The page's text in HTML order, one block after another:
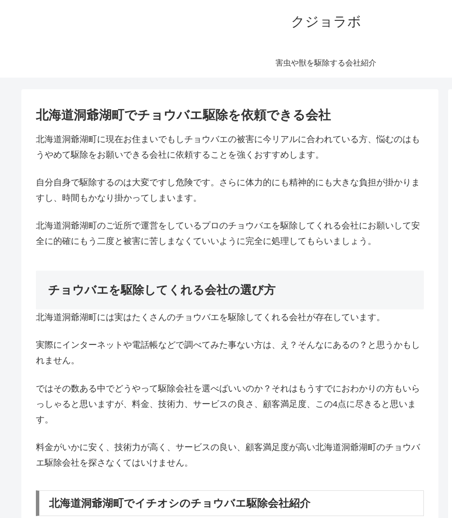
クジョラボ
害虫や獣を駆除する会社紹介
北海道洞爺湖町でチョウバエ駆除を依頼できる会社
北海道洞爺湖町に現在お住まいでもしチョウバエの被害に今リアルに合われている方、悩むのはも
うやめて駆除をお願いできる会社に依頼することを強くおすすめします。
自分自身で駆除するのは大変ですし危険です。さらに体力的にも精神的にも大きな負担が掛かりま
すし、時間もかなり掛かってしまいます。
北海道洞爺湖町のご近所で運営をしているプロのチョウバエを駆除してくれる会社にお願いして安
全に的確にもう二度と被害に苦しまなくていいように完全に処理してもらいましょう。
チョウバエを駆除してくれる会社の選び方
北海道洞爺湖町には実はたくさんのチョウバエを駆除してくれる会社が存在しています。
実際にインターネットや電話帳などで調べてみた事ない方は、え？そんなにあるの？と思うかもし
れません。
ではその数ある中でどうやって駆除会社を選べばいいのか？それはもうすでにおわかりの方もいら
っしゃると思いますが、料金、技術力、サービスの良さ、顧客満足度、この4点に尽きると思いま
す。
料金がいかに安く、技術力が高く、サービスの良い、顧客満足度が高い北海道洞爺湖町のチョウバ
エ駆除会社を探さなくてはいけません。
北海道洞爺湖町でイチオシのチョウバエ駆除会社紹介